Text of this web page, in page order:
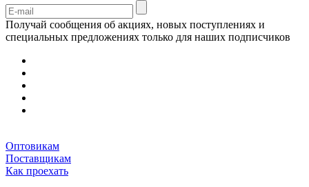
Получай сообщения об акциях, новых поступлениях и
специальных предложениях только для наших подписчиков
Оптовикам
Поставщикам
Как проехать